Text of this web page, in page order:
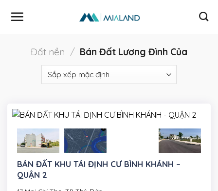
Đất nền / Bán Đất Lương Đình Của
BÁN ĐẤT KHU TÁI ĐỊNH CƯ BÌNH KHÁNH –
QUẬN 2